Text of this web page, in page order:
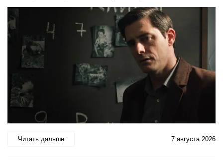
Читать дальше 7 августа 2026